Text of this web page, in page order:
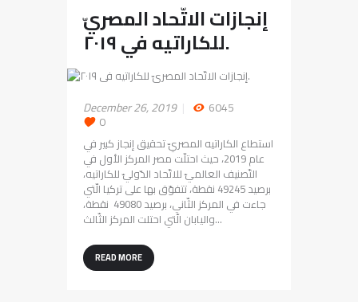
إنجازات الاتّحاد المصريّ
للكاراتيه في ٢٠١٩.
December 26, 2019 6045
0
استطاع الكاراتيه المصريّ تحقيق إنجاز كبير في
عام 2019، حيث احتلّت مصر المركز الأول في
التّصنيف العالميّ للاتّحاد الدّوليّ للكاراتيه،
برصيد 49245 نقطة، تتفوّق بها على تركيا الّتي
جاءت في المركز الثّاني، برصيد 49080 نقطة،
واليابان الّتي احتلت المركز الثّالث…
READ MORE